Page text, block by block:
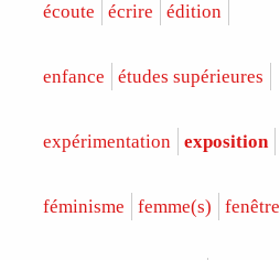
écoute écrire édition
enfance études supérieures
expérimentation exposition
féminisme femme(s) fenêtre